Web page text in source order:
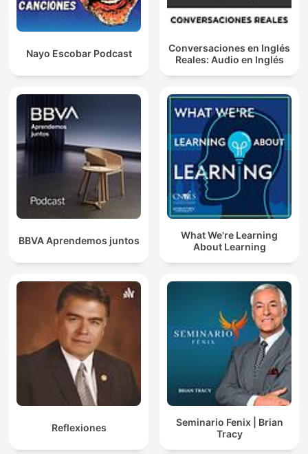
Nayo Escobar Podcast
Conversaciones en Inglés
Reales: Audio en Inglés
BBVA Aprendemos juntos
What We're Learning
About Learning
Reflexiones
Seminario Fenix | Brian
Tracy